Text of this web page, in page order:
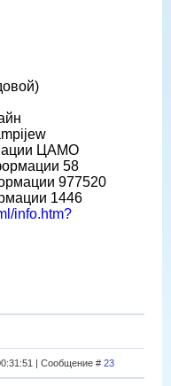
ЦАМО
58
977520
1446
info.htm?
| Сообщение # 23